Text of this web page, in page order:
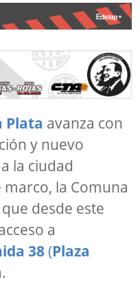
Plata avanza con
y nuevo
la ciudad
marco, la Comuna
desde este
a
38 (Plaza